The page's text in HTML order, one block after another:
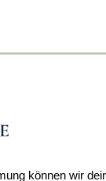
können wir